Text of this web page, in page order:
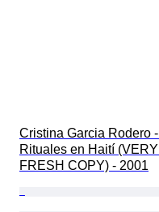
Cristina Garcia Rodero -
Rituales en Haití (VERY
FRESH COPY) - 2001